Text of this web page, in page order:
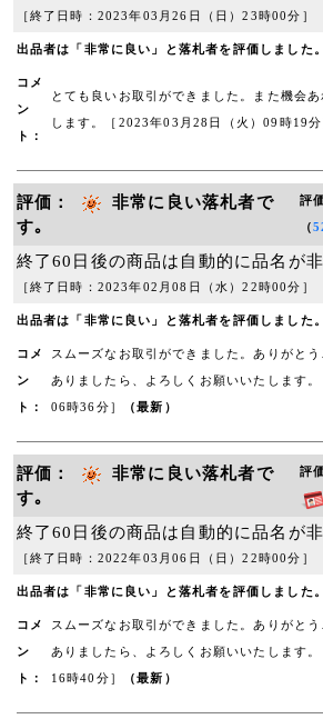
［終了日時：2023年03月26日（日）23時00分］
出品者は「非常に良い」と落札者を評価しました。
コメ
ン
ト：
とても良いお取引ができました。また機会
します。［2023年03月28日（火）09時19分
評価：
非常に良い落札者で
す｡
評
（
終了60日後の商品は自動的に品名が
［終了日時：2023年02月08日（水）22時00分］
出品者は「非常に良い」と落札者を評価しました。
コメ
ン
ト：
スムーズなお取引ができました。ありがと
ありましたら、よろしくお願いいたします
06時36分］ （最新）
評価：
非常に良い落札者で
す｡
評
終了60日後の商品は自動的に品名が
［終了日時：2022年03月06日（日）22時00分］
出品者は「非常に良い」と落札者を評価しました。
コメ
ン
ト：
スムーズなお取引ができました。ありがと
ありましたら、よろしくお願いいたします
16時40分］ （最新）